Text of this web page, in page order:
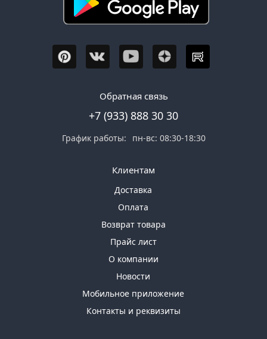
Обратная связь
+7 (933) 888 30 30
График работы: пн-вс: 08:30-18:30
Клиентам
Доставка
Оплата
Возврат товара
Прайс лист
О компании
Новости
Мобильное приложение
Контакты и реквизиты